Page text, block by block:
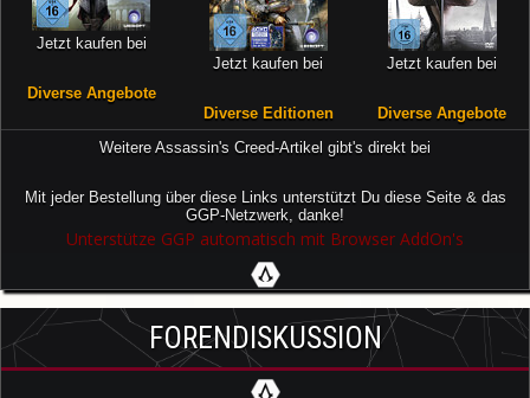
Jetzt kaufen bei
Diverse Angebote
Jetzt kaufen bei
Diverse Editionen
Jetzt kaufen bei
Diverse Angebote
Weitere Assassin's Creed-Artikel gibt's direkt bei
Mit jeder Bestellung über diese Links unterstützt Du diese Seite & das
GGP-Netzwerk, danke!
Unterstütze GGP automatisch mit Browser AddOn's
FORENDISKUSSION